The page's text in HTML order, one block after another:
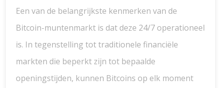
Een van de belangrijkste kenmerken van de
Bitcoin-muntenmarkt is dat deze 24/7 operationeel
is. In tegenstelling tot traditionele financiële
markten die beperkt zijn tot bepaalde
openingstijden, kunnen Bitcoins op elk moment